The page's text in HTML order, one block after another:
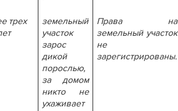
трех
земельный
участок
зарос
дикой
порослью,
за домом
никто не
ухаживает
Права на
земельный участок
не
зарегистрированы.